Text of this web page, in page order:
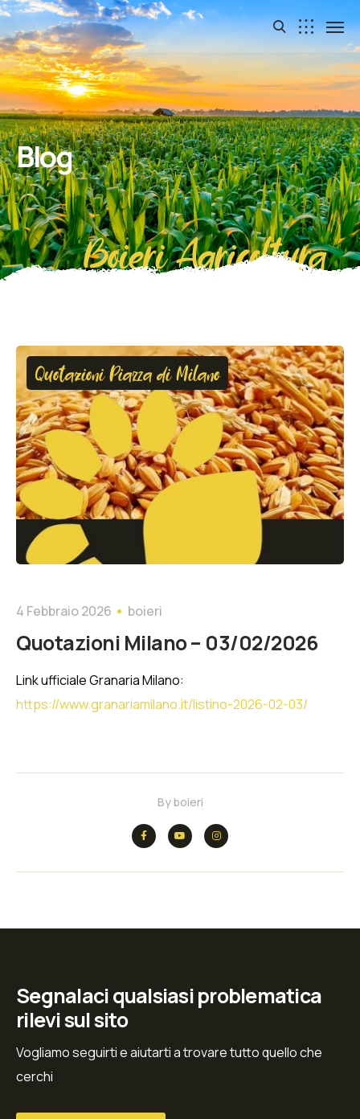
Blog
Boieri Agricoltura
Quotazioni Piazza di Milano
4 Febbraio 2026 boieri
Quotazioni Milano – 03/02/2026
Link ufficiale Granaria Milano:
https://www.granariamilano.it/listino-2026-02-03/
Byboieri
Segnalaci qualsiasi problematica
rilevi sul sito
Vogliamo seguirti e aiutarti a trovare tutto quello che
cerchi